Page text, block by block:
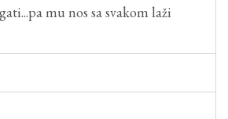
mu nos sa svakom laži